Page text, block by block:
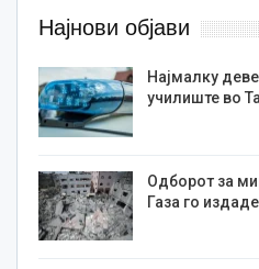
Најнови објави
Најмалку
училиште во
Одборот за
Газа го